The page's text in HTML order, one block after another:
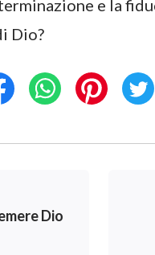
e la
Dio?
Dio